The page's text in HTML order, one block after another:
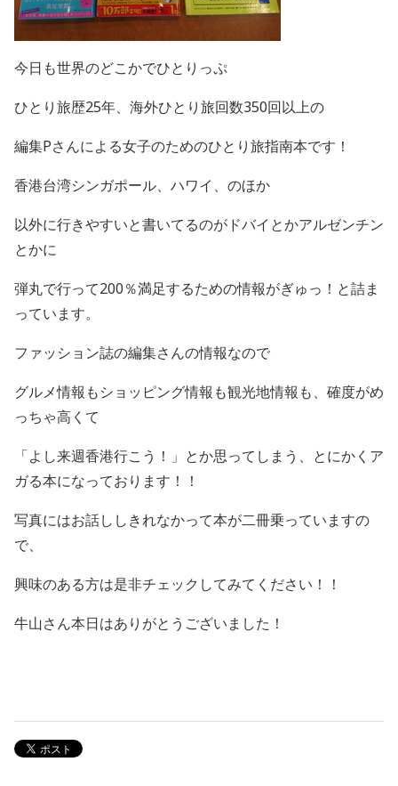
今日も世界のどこかでひとりっぷ
ひとり旅歴25年、海外ひとり旅回数350回以上の
編集Pさんによる女子のためのひとり旅指南本です！
香港台湾シンガポール、ハワイ、のほか
以外に行きやすいと書いてるのがドバイとかアルゼンチン
とかに
弾丸で行って200％満足するための情報がぎゅっ！と詰ま
っています。
ファッション誌の編集さんの情報なので
グルメ情報もショッピング情報も観光地情報も、確度がめ
っちゃ高くて
「よし来週香港行こう！」とか思ってしまう、とにかくア
ガる本になっております！！
写真にはお話ししきれなかって本が二冊乗っていますの
で、
興味のある方は是非チェックしてみてください！！
牛山さん本日はありがとうございました！